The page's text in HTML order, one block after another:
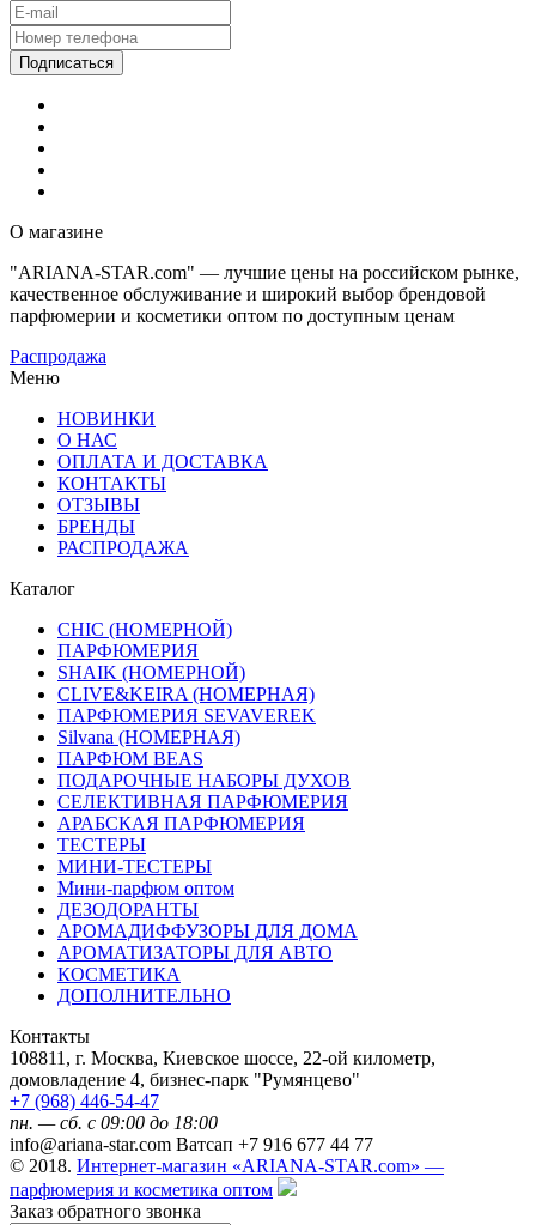
О магазине
"ARIANA-STAR.com" — лучшие цены на российском рынке,
качественное обслуживание и широкий выбор брендовой
парфюмерии и косметики оптом по доступным ценам
Распродажа
Меню
НОВИНКИ
О НАС
ОПЛАТА И ДОСТАВКА
КОНТАКТЫ
ОТЗЫВЫ
БРЕНДЫ
РАСПРОДАЖА
Каталог
CHIC (НОМЕРНОЙ)
ПАРФЮМЕРИЯ
SHAIK (НОМЕРНОЙ)
CLIVE&KEIRA (НОМЕРНАЯ)
ПАРФЮМЕРИЯ SEVAVEREK
Silvana (НОМЕРНАЯ)
ПАРФЮМ BEAS
ПОДАРОЧНЫЕ НАБОРЫ ДУХОВ
СЕЛЕКТИВНАЯ ПАРФЮМЕРИЯ
АРАБСКАЯ ПАРФЮМЕРИЯ
ТЕСТЕРЫ
МИНИ-ТЕСТЕРЫ
Мини-парфюм оптом
ДЕЗОДОРАНТЫ
АРОМАДИФФУЗОРЫ ДЛЯ ДОМА
АРОМАТИЗАТОРЫ ДЛЯ АВТО
КОСМЕТИКА
ДОПОЛНИТЕЛЬНО
Контакты
108811, г. Москва, Киевское шоссе, 22-ой километр,
домовладение 4, бизнес-парк "Румянцево"
+7 (968) 446-54-47
пн. — сб. с 09:00 до 18:00
info@ariana-star.com Ватсап +7 916 677 44 77
© 2018. Интернет-магазин «ARIANA-STAR.com» —
парфюмерия и косметика оптом
Заказ обратного звонка